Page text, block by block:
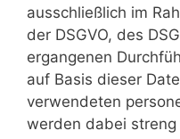
ausschließlich im
der DSGVO, des
ergangenen
auf Basis dieser
verwendeten
werden dabei